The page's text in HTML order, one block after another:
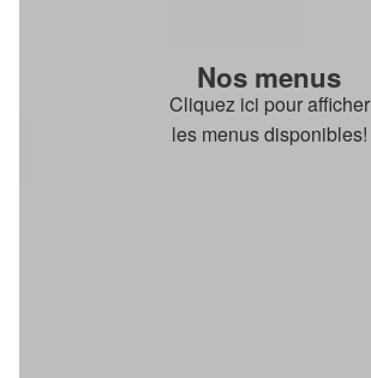
Nos menus
Cliquez ici pour afficher
les menus disponibles!